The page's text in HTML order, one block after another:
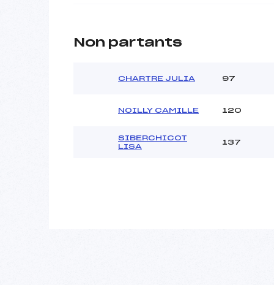
Non partants
CHARTRE JULIA 97
NOILLY CAMILLE 120
SIBERCHICOT
LISA
137